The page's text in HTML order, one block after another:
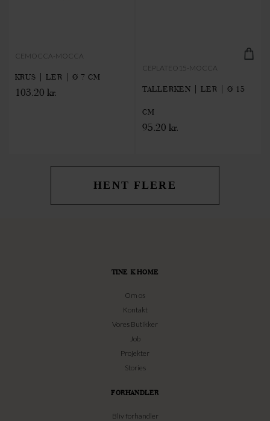
CEMOCCA-MOCCA
KRUS | LER | Ø 7 CM
103.20 kr.
CEPLATEO15-MOCCA
TALLERKEN | LER | Ø 15
CM
95.20 kr.
HENT FLERE
TINE K HOME
Om os
Kontakt
Vores Butikker
Job
Projekter
Stories
FORHANDLER
Bliv forhandler